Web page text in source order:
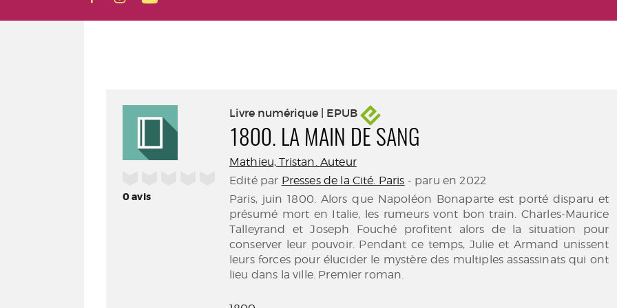
0avis
Livre numérique | EPUB
1800. LA MAIN DE SANG
Mathieu, Tristan. Auteur
Edité par Presses de la Cité. Paris - paru en 2022
Paris, juin 1800. Alors que Napoléon Bonaparte est porté disparu et
présumé mort en Italie, les rumeurs vont bon train. Charles-Maurice
Talleyrand et Joseph Fouché profitent alors de la situation pour
conserver leur pouvoir. Pendant ce temps, Julie et Armand unissent
leurs forces pour élucider le mystère des multiples assassinats qui ont
lieu dans la ville. Premier roman.